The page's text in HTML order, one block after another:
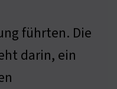
führten. Die
darin, ein